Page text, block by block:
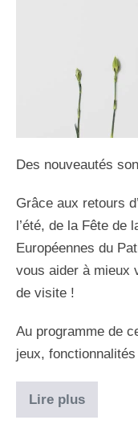
Des nouveautés
Grâce aux retours
l’été, de la Fête de
Européennes du
vous aider à mieux
de visite !
Au programme de
jeux,
Lire plus